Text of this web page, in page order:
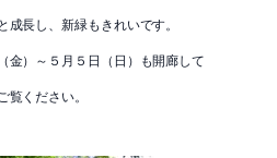
長し、新緑もきれいです。
金）～５月５日（日）も開廊して
ください。